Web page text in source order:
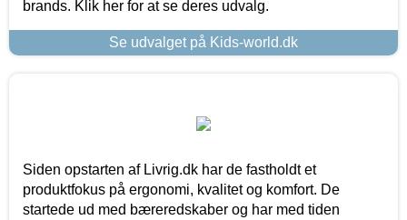
brands. Klik her for at se deres udvalg.
Se udvalget på Kids-world.dk
Siden opstarten af Livrig.dk har de fastholdt et
produktfokus på ergonomi, kvalitet og komfort. De
startede ud med bæreredskaber og har med tiden